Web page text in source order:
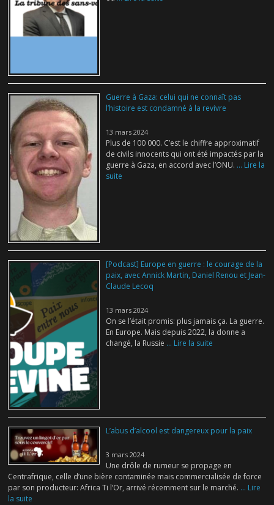
Guerre à Gaza: celui qui ne connaît pas
l’histoire est condamné à la revivre
13 mars 2024
Plus de 100 000. C’est le chiffre approximatif
de civils innocents qui ont été impactés par la
guerre à Gaza, en accord avec l’ONU. ... Lire la
suite
[Podcast] Europe en guerre : le courage de la
paix, avec Annick Martin, Daniel Renou et Jean-
Claude Lecoq
13 mars 2024
On se l’était promis: plus jamais ça. La guerre.
En Europe. Mais depuis 2022, la donne a
changé, la Russie ... Lire la suite
L’abus d’alcool est dangereux pour la paix
3 mars 2024
Une drôle de rumeur se propage en
Centrafrique, celle d’une bière contaminée mais commercialisée de force
par son producteur: Africa Ti l’Or, arrivé récemment sur le marché. ... Lire
la suite